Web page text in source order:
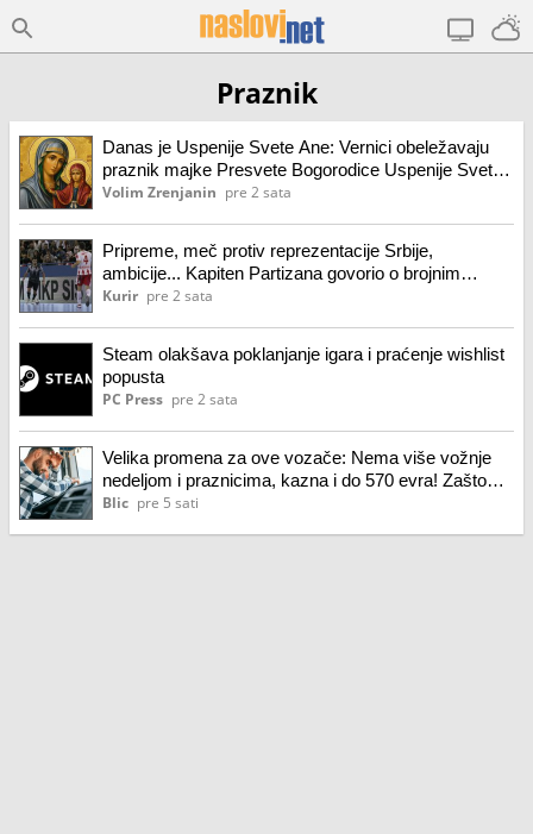
Praznik
Danas je Uspenije Svete Ane: Vernici obeležavaju
praznik majke Presvete Bogorodice Uspenije Svete
Ane
Volim Zrenjanin pre 2 sata
Pripreme, meč protiv reprezentacije Srbije,
ambicije... Kapiten Partizana govorio o brojnim
zanimljivim temama: "Nadam se da će derbi biti
Kurir pre 2 sata
Steam olakšava poklanjanje igara i praćenje wishlist
popusta
PC Press pre 2 sata
Velika promena za ove vozače: Nema više vožnje
nedeljom i praznicima, kazna i do 570 evra! Zašto
Nemačka planira zabranu
Blic pre 5 sati